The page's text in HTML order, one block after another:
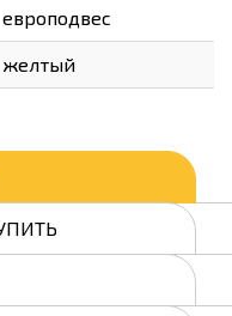
европодвес
желтый